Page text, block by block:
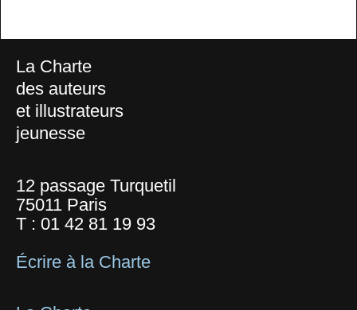
La Charte
des auteurs
et illustrateurs
jeunesse
12 passage Turquetil
75011 Paris
T : 01 42 81 19 93
Écrire à la Charte